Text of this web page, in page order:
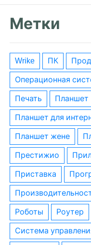
Метки
wrike ПК
операционная
печать планшет
планшет для
планшет жене
престижио
приставка
роботы роутер
система